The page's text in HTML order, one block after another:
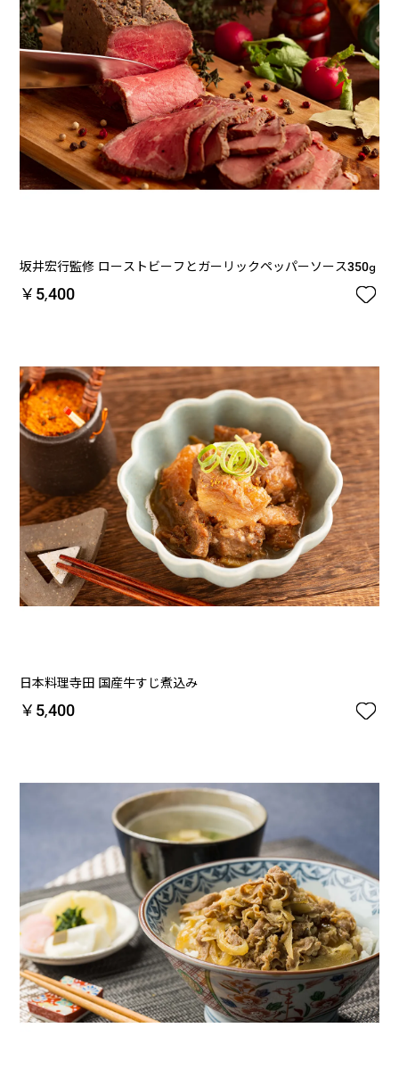
坂井宏行監修 ローストビーフとガーリックペッパーソース350g
￥5,400 
日本料理寺田 国産牛すじ煮込み
￥5,400 